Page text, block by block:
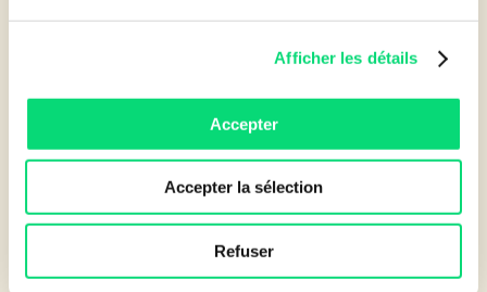
Afficher les détails
Accepter
Accepter la sélection
Refuser
Comment faire plus de business grâce au
CTR Leasecom ?
Visite du Centre Technique de Reconditionnement,
témoignage et retour d’expérience avec Frédéric Ben
Nouioua le 19 juin 2025 à 14h15 – Live de 30 minutes